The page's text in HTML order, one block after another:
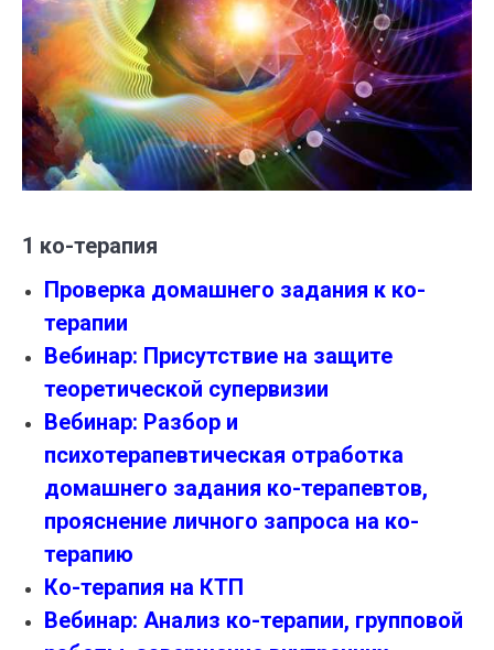
1 ко-терапия
Проверка домашнего задания к ко-
терапии
Вебинар: Присутствие на защите
теоретической супервизии
Вебинар: Разбор и
психотерапевтическая отработка
домашнего задания ко-терапевтов,
прояснение личного запроса на ко-
терапию
Ко-терапия на КТП
Вебинар: Анализ ко-терапии, групповой